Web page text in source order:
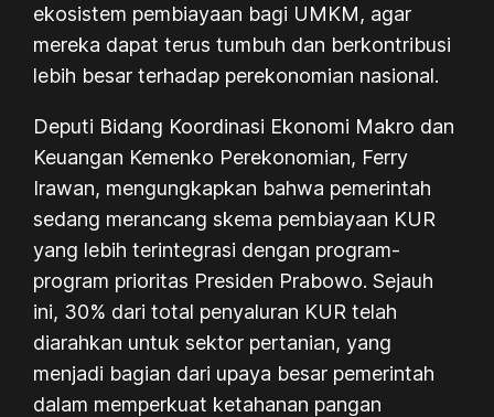
ekosistem pembiayaan bagi UMKM, agar
mereka dapat terus tumbuh dan berkontribusi
lebih besar terhadap perekonomian nasional.
Deputi Bidang Koordinasi Ekonomi Makro dan
Keuangan Kemenko Perekonomian, Ferry
Irawan, mengungkapkan bahwa pemerintah
sedang merancang skema pembiayaan KUR
yang lebih terintegrasi dengan program-
program prioritas Presiden Prabowo. Sejauh
ini, 30% dari total penyaluran KUR telah
diarahkan untuk sektor pertanian, yang
menjadi bagian dari upaya besar pemerintah
dalam memperkuat ketahanan pangan